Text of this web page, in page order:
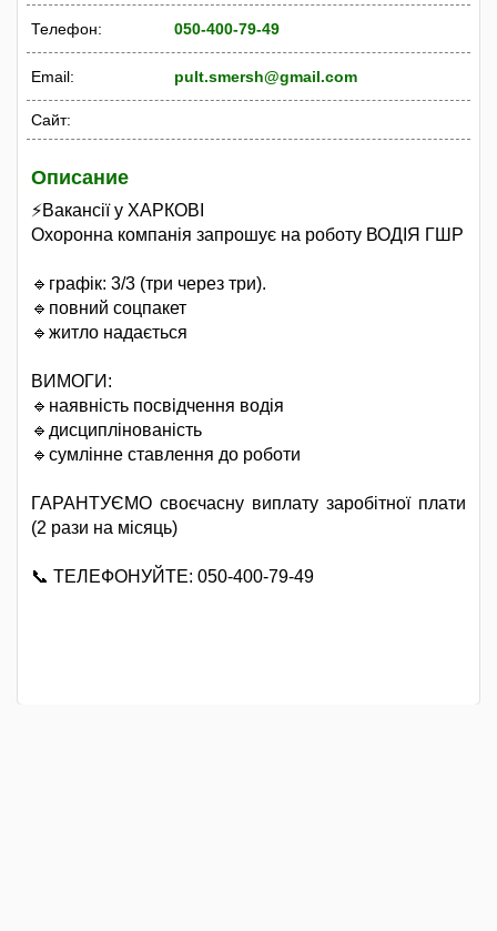
Телефон: 050-400-79-49
Email: pult.smersh@gmail.com
Сайт:
Описание
⚡️Вакансії у ХАРКОВІ
Охоронна компанія запрошує на роботу ВОДІЯ ГШР
🔹графік: 3/3 (три через три).
🔹повний соцпакет
🔹житло надається
ВИМОГИ:
🔹наявність посвідчення водія
🔹дисциплінованість
🔹сумлінне ставлення до роботи
ГАРАНТУЄМО своєчасну виплату заробітної плати
(2 рази на місяць)
📞 ТЕЛЕФОНУЙТЕ: 050-400-79-49